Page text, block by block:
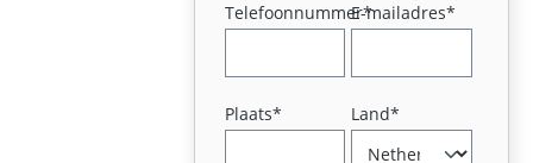
Telefoonnummer*E-mailadres*
Plaats* Land*